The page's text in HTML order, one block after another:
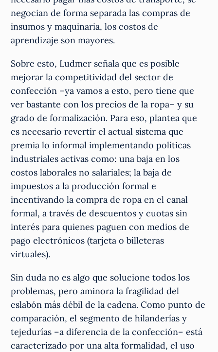
negocian de forma separada las compras de
insumos y maquinaria, los costos de
aprendizaje son mayores.
Sobre esto, Ludmer señala que es posible
mejorar la competitividad del sector de
confección –ya vamos a esto, pero tiene que
ver bastante con los precios de la ropa– y su
grado de formalización. Para eso, plantea que
es necesario revertir el actual sistema que
premia lo informal implementando políticas
industriales activas como: una baja en los
costos laborales no salariales; la baja de
impuestos a la producción formal e
incentivando la compra de ropa en el canal
formal, a través de descuentos y cuotas sin
interés para quienes paguen con medios de
pago electrónicos (tarjeta o billeteras
virtuales).
Sin duda no es algo que solucione todos los
problemas, pero aminora la fragilidad del
eslabón más débil de la cadena. Como punto de
comparación, el segmento de hilanderías y
tejedurías –a diferencia de la confección– está
caracterizado por una alta formalidad, el uso